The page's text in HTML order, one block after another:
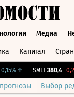
Медиа
Капитал
↑ SMLT 380,4 -
Выбор